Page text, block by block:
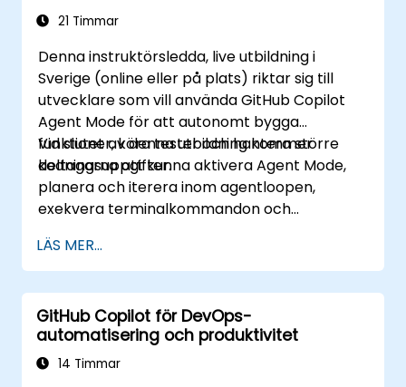
21 Timmar
Denna instruktörsledda, live utbildning i
Sverige (online eller på plats) riktar sig till
utvecklare som vill använda GitHub Copilot
Agent Mode för att autonomt bygga
funktioner, köra tester och hantera större
kodningsuppgifter.
Vid slutet av denna utbildning kommer
deltagarna att kunna aktivera Agent Mode,
planera och iterera inom agentloopen,
exekvera terminalkommandon och
LÄS MER...
GitHub Copilot för DevOps-
automatisering och produktivitet
14 Timmar